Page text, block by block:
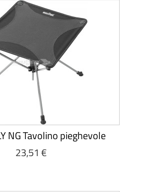
NG Tavolino pieghevole
23,51 €